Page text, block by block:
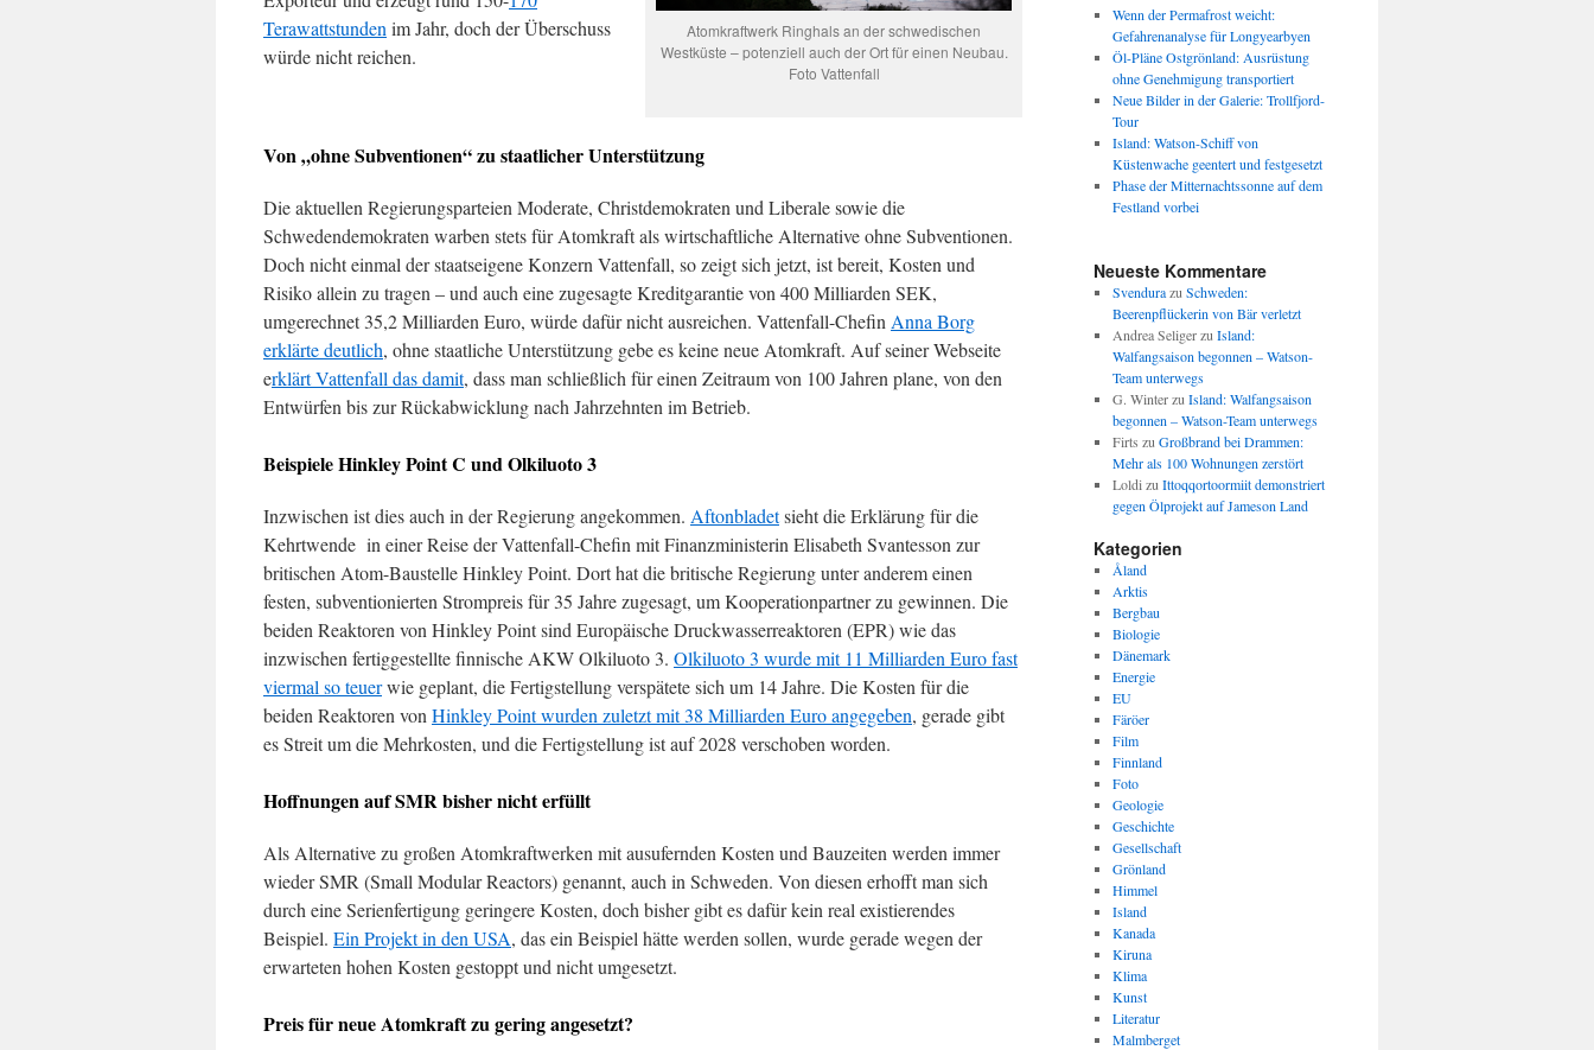
Atomkraftwerk Ringhals an der schwedischen
Westküste – potenziell auch der Ort für einen Neubau.
Foto Vattenfall
Terawattstunden im Jahr, doch der Überschuss
würde nicht reichen.
Von „ohne Subventionen“ zu staatlicher Unterstützung
Die aktuellen Regierungsparteien Moderate, Christdemokraten und Liberale sowie die
Schwedendemokraten warben stets für Atomkraft als wirtschaftliche Alternative ohne Subventionen.
Doch nicht einmal der staatseigene Konzern Vattenfall, so zeigt sich jetzt, ist bereit, Kosten und
Risiko allein zu tragen – und auch eine zugesagte Kreditgarantie von 400 Milliarden SEK,
umgerechnet 35,2 Milliarden Euro, würde dafür nicht ausreichen. Vattenfall-Chefin Anna Borg
erklärte deutlich, ohne staatliche Unterstützung gebe es keine neue Atomkraft. Auf seiner Webseite
erklärt Vattenfall das damit, dass man schließlich für einen Zeitraum von 100 Jahren plane, von den
Entwürfen bis zur Rückabwicklung nach Jahrzehnten im Betrieb.
Beispiele Hinkley Point C und Olkiluoto 3
Inzwischen ist dies auch in der Regierung angekommen. Aftonbladetsieht die Erklärung für die
Kehrtwende in einer Reise der Vattenfall-Chefin mit Finanzministerin Elisabeth Svantesson zur
britischen Atom-Baustelle Hinkley Point. Dort hat die britische Regierung unter anderem einen
festen, subventionierten Strompreis für 35 Jahre zugesagt, um Kooperationpartner zu gewinnen. Die
beiden Reaktoren von Hinkley Point sind Europäische Druckwasserreaktoren (EPR) wie das
inzwischen fertiggestellte finnische AKW Olkiluoto 3. Olkiluoto 3 wurde mit 11 Milliarden Euro fast
viermal so teuerwie geplant, die Fertigstellung verspätete sich um 14 Jahre. Die Kosten für die
beiden Reaktoren von Hinkley Point wurden zuletzt mit 38 Milliarden Euro angegeben, gerade gibt
es Streit um die Mehrkosten, und die Fertigstellung ist auf 2028 verschoben worden.
Hoffnungen auf SMR bisher nicht erfüllt
Als Alternative zu großen Atomkraftwerken mit ausufernden Kosten und Bauzeiten werden immer
wieder SMR (Small Modular Reactors) genannt, auch in Schweden. Von diesen erhofft man sich
durch eine Serienfertigung geringere Kosten, doch bisher gibt es dafür kein real existierendes
Beispiel. Ein Projekt in den USA, das ein Beispiel hätte werden sollen, wurde gerade wegen der
erwarteten hohen Kosten gestoppt und nicht umgesetzt.
Preis für neue Atomkraft zu gering angesetzt?
Wenn der Permafrost weicht:
Gefahrenanalyse für Longyearbyen
Öl-Pläne Ostgrönland: Ausrüstung
ohne Genehmigung transportiert
Neue Bilder in der Galerie: Trollfjord-
Tour
Island: Watson-Schiff von
Küstenwache geentert und festgesetzt
Phase der Mitternachtssonne auf dem
Festland vorbei
Neueste Kommentare
Svendurazu Schweden:
Beerenpflückerin von Bär verletzt
Andrea Seligerzu Island:
Walfangsaison begonnen – Watson-
Team unterwegs
G. Winterzu Island: Walfangsaison
begonnen – Watson-Team unterwegs
Firts zu Großbrand bei Drammen:
Mehr als 100 Wohnungen zerstört
Loldi zu Ittoqqortoormiit demonstriert
gegen Ölprojekt auf Jameson Land
Kategorien
Åland
Arktis
Bergbau
Biologie
Dänemark
Energie
EU
Färöer
Film
Finnland
Foto
Geologie
Geschichte
Gesellschaft
Grönland
Himmel
Island
Kanada
Kiruna
Klima
Kunst
Literatur
Malmberget